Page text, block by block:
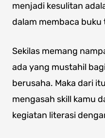
menjadi kesulitan
dalam membaca buku
Sekilas memang
ada yang mustahil
berusaha. Maka dari
mengasah skill kamu
kegiatan literasi